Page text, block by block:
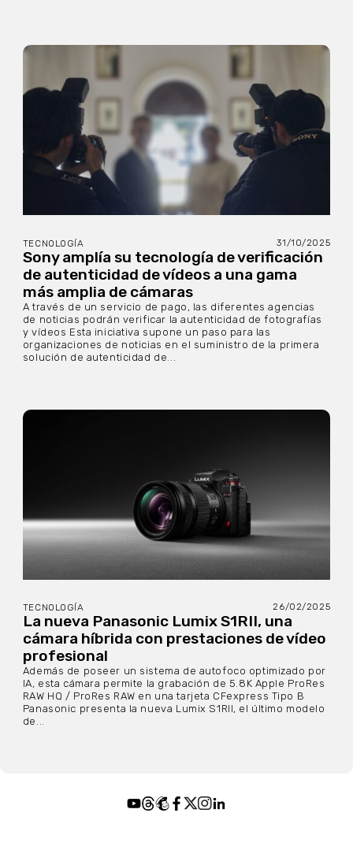
TECNOLOGÍA 31/10/2025
Sony amplía su tecnología de verificación
de autenticidad de vídeos a una gama
más amplia de cámaras
A través de un servicio de pago, las diferentes agencias
de noticias podrán verificar la autenticidad de fotografías
y vídeos Esta iniciativa supone un paso para las
organizaciones de noticias en el suministro de la primera
solución de autenticidad de...
TECNOLOGÍA 26/02/2025
La nueva Panasonic Lumix S1RII, una
cámara híbrida con prestaciones de vídeo
profesional
Además de poseer un sistema de autofoco optimizado por
IA, esta cámara permite la grabación de 5.8K Apple ProRes
RAW HQ / ProRes RAW en una tarjeta CFexpress Tipo B
Panasonic presenta la nueva Lumix S1RII, el último modelo
de...